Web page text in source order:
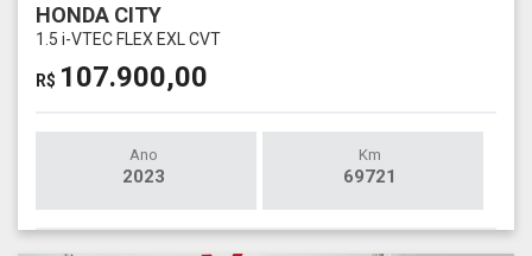
HONDA CITY
1.5 i-VTEC FLEX EXL CVT
R$ 107.900,00
Ano
2023
Km
69721